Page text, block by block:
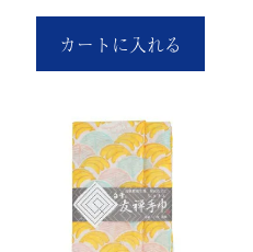
カートに入れる